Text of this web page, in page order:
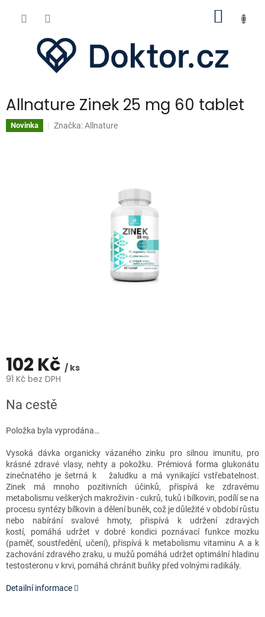
Allnature Zinek 25 mg 60 tablet
Novinka Značka:Allnature
102 Kč / ks
91 Kč bez DPH
cena:
Na cestě
Položka byla vyprodána…
Vysoká dávka organicky vázaného zinku pro silnou imunitu, pro
krásné zdravé vlasy, nehty a pokožku. Prémiová forma glukonátu
zinečnatého je šetrná k žaludku a má vynikající vstřebatelnost.
Zinek má mnoho pozitivních účinků,
přispívá ke zdravému
metabolismu veškerých makroživin - cukrů, tuků i bílkovin, podílí se na
procesu syntézy bílkovin a dělení buněk, což je důležité v období růstu
nebo nabírání svalové hmoty,
přispívá k udržení zdravých
kostí,
pomáhá udržet v dobré kondici poznávací funkce mozku
(paměť, soustředění, učení), přispívá k metabolismu vitaminu A a k
zachování zdravého zraku, u mužů pomáhá udržet optimální hladinu
testosteronu v krvi, pomáhá chránit buňky před volnými radikály.
Detailní informace